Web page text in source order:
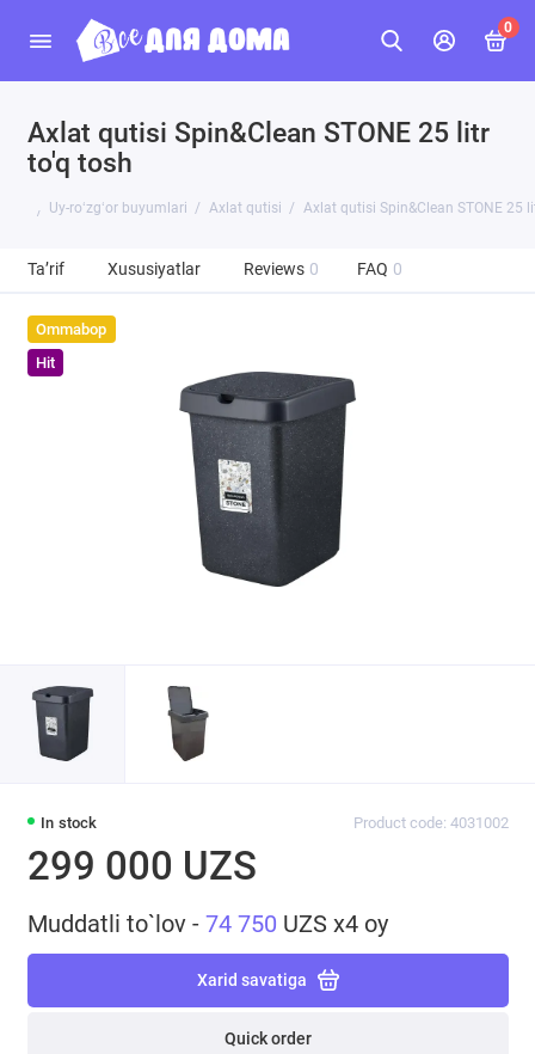
0
Axlat qutisi Spin&Clean STONE 25 litr
to'q tosh
Uy-roʻzgʻor buyumlari Axlat qutisi Axlat qutisi Spin&Clean STONE 25
Ta’rif Xususiyatlar Reviews 0 FAQ 0
Ommabop
Hit
In stock Product code: 4031002
299 000 UZS
Muddatli to`lov - 74 750 UZS x4 oy
Xarid savatiga
Quick order